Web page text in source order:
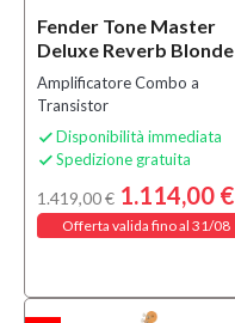
disponibili
Si
(1275)
Fender Tone Master
Deluxe Reverb Blonde
Amplificatore Combo a
Transistor
 Disponibilità immediata
 Spedizione gratuita
1.419,00 € 1.114,00 €
Offerta valida fino al 31/08